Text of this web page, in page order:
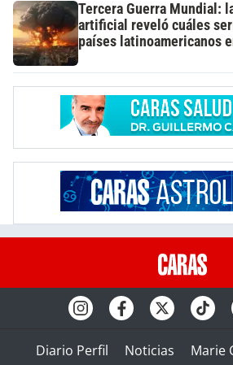
Tercera Guerra Mundial:
artificial reveló cuáles
países latinoamericanos
Diario Perfil Noticias Marie